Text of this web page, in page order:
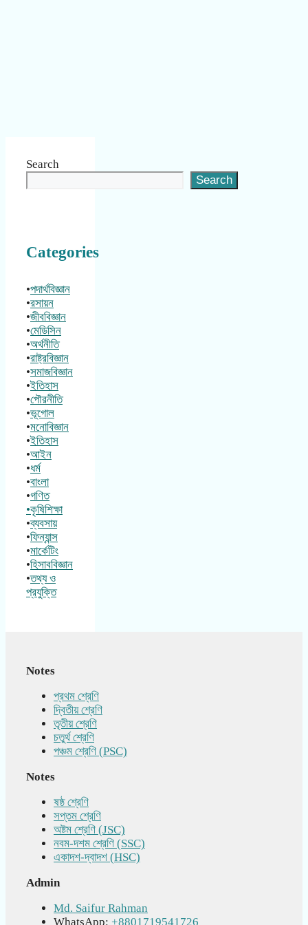
Search
Search
Categories
•পদার্থবিজ্ঞান
•রসায়ন
•জীববিজ্ঞান
•মেডিসিন
•অর্থনীতি
•রাষ্ট্রবিজ্ঞান
•সমাজবিজ্ঞান
•ইতিহাস
•পৌরনীতি
•ভূগোল
•মনোবিজ্ঞান
•ইতিহাস
•আইন
•ধর্ম
•বাংলা
•গণিত
•কৃষিশিক্ষা
•ব্যবসায়
•ফিন্যান্স
•মার্কেটিং
•হিসাববিজ্ঞান
•তথ্য ও
প্রযুক্তি
Notes
প্রথম শ্রেণি
দ্বিতীয় শ্রেণি
তৃতীয় শ্রেণি
চতুর্থ শ্রেণি
পঞ্চম শ্রেণি (PSC)
Notes
ষষ্ঠ শ্রেণি
সপ্তম শ্রেণি
অষ্টম শ্রেণি (JSC)
নবম-দশম শ্রেণি (SSC)
একাদশ-দ্বাদশ (HSC)
Admin
Md. Saifur Rahman
WhatsApp: +8801719541726